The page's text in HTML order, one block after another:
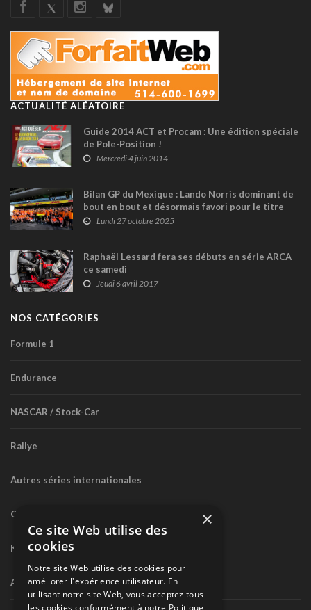
ACTUALITÉ ALÉATOIRE
Guide 2014 ACT et Procam : Une édition spéciale
de Pole-Position !
Mercredi 4 juin 2014
Bilan GP du Mexique : Lando Norris dominant de
bout en bout et désormais favori pour le titre
Lundi 27 octobre 2025
Raphaël Lessard fera ses débuts en série ARCA
ce samedi
Jeudi 6 avril 2017
NOS CATÉGORIES
Formule 1
Endurance
NASCAR / Stock-Car
Rallye
Autres séries internationales
Circuit routier canadien
Karting
Autres séries nationales
×
Ce site Web utilise des
cookies
Notre site Web utilise des cookies pour
améliorer l'expérience utilisateur. En
utilisant notre site Web, vous acceptez tous
les cookies conformément à notre Politique